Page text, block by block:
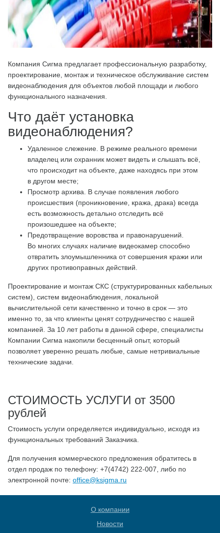
Компания Сигма предлагает профессиональную разработку,
проектирование, монтаж и техническое обслуживание систем
видеонаблюдения для объектов любой площади и любого
функционального назначения.
Что даёт установка
видеонаблюдения?
Удаленное слежение. В режиме реального времени
владелец или охранник может видеть и слышать всё,
что происходит на объекте, даже находясь при этом
в другом месте;
Просмотр архива. В случае появления любого
происшествия (проникновение, кража, драка) всегда
есть возможность детально отследить всё
произошедшее на объекте;
Предотвращение воровства и правонарушений.
Во многих случаях наличие видеокамер способно
отвратить злоумышленника от совершения кражи или
других противоправных действий.
Проектирование и монтаж СКС (структурированных кабельных
систем), систем видеонаблюдения, локальной
вычислительной сети качественно и точно в срок — это
именно то, за что клиенты ценят сотрудничество с нашей
компанией. За 10 лет работы в данной сфере, специалисты
Компании Сигма накопили бесценный опыт, который
позволяет уверенно решать любые, самые нетривиальные
технические задачи.
СТОИМОСТЬ УСЛУГИ от 3500
рублей
Стоимость услуги определяется индивидуально, исходя из
функциональных требований Заказчика.
Для получения коммерческого предложения обратитесь в
отдел продаж по телефону: ‪+7(4742) 222-007, либо по
электронной почте: office@ksigma.ru
О компании
Новости